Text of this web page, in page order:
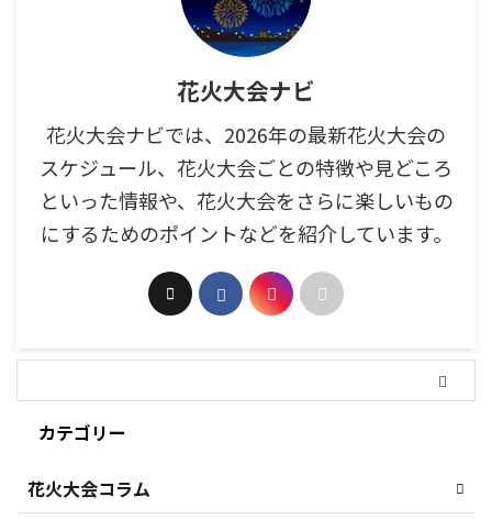
花火大会ナビ
花火大会ナビでは、2026年の最新花火大会の
スケジュール、花火大会ごとの特徴や見どころ
といった情報や、花火大会をさらに楽しいもの
にするためのポイントなどを紹介しています。
カテゴリー
花火大会コラム